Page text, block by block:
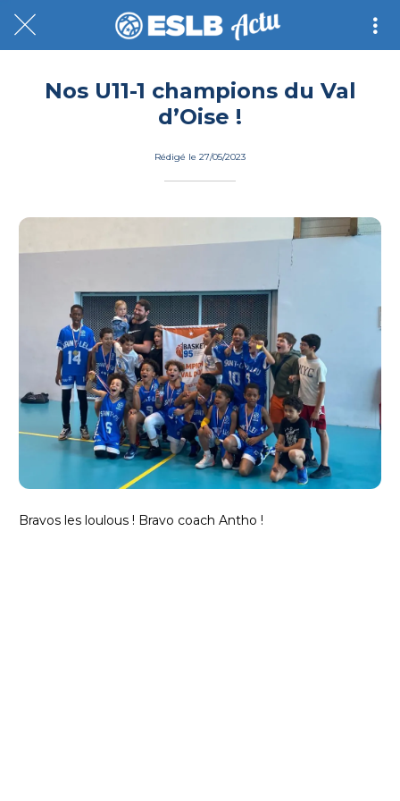
Nos U11-1 champions du Val
d’Oise !
Rédigé le 27/05/2023
Bravos les loulous ! Bravo coach Antho !